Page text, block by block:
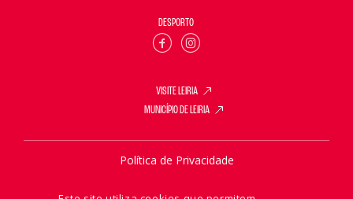
DESPORTO
VISITE LEIRIA
MUNICÍPIO DE LEIRIA
Política de Privacidade